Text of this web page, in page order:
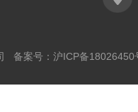
备案号： 沪ICP备18026450